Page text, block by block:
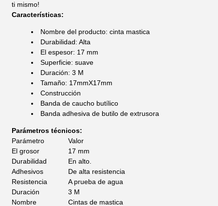
ti mismo!
Características:
Nombre del producto: cinta mastica
Durabilidad: Alta
El espesor: 17 mm
Superficie: suave
Duración: 3 M
Tamaño: 17mmX17mm
Construcción
Banda de caucho butílico
Banda adhesiva de butilo de extrusora
Parámetros técnicos:
Parámetro
Valor
El grosor
17 mm
Durabilidad
En alto.
Adhesivos
De alta resistencia
Resistencia
A prueba de agua
Duración
3 M
Nombre
Cintas de mastica